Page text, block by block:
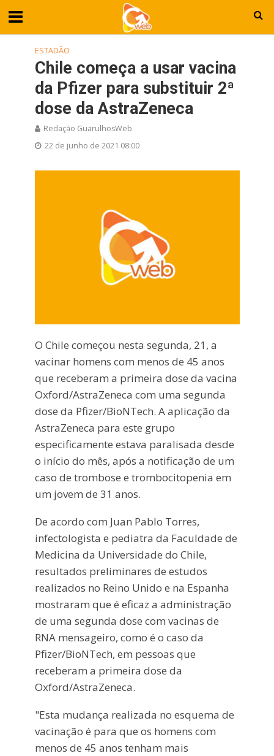
ESTADÃO
Chile começa a usar vacina
da Pfizer para substituir 2ª
dose da AstraZeneca
Redação GuarulhosWeb
22 de junho de 2021 08:00
O Chile começou nesta segunda, 21, a
vacinar homens com menos de 45 anos
que receberam a primeira dose da vacina
Oxford/AstraZeneca com uma segunda
dose da Pfizer/BioNTech. A aplicação da
AstraZeneca para este grupo
especificamente estava paralisada desde
o início do mês, após a notificação de um
caso de trombose e trombocitopenia em
um jovem de 31 anos.
De acordo com Juan Pablo Torres,
infectologista e pediatra da Faculdade de
Medicina da Universidade do Chile,
resultados preliminares de estudos
realizados no Reino Unido e na Espanha
mostraram que é eficaz a administração
de uma segunda dose com vacinas de
RNA mensageiro, como é o caso da
Pfizer/BioNTech, em pessoas que
receberam a primeira dose da
Oxford/AstraZeneca.
"Esta mudança realizada no esquema de
vacinação é para que os homens com
menos de 45 anos tenham mais